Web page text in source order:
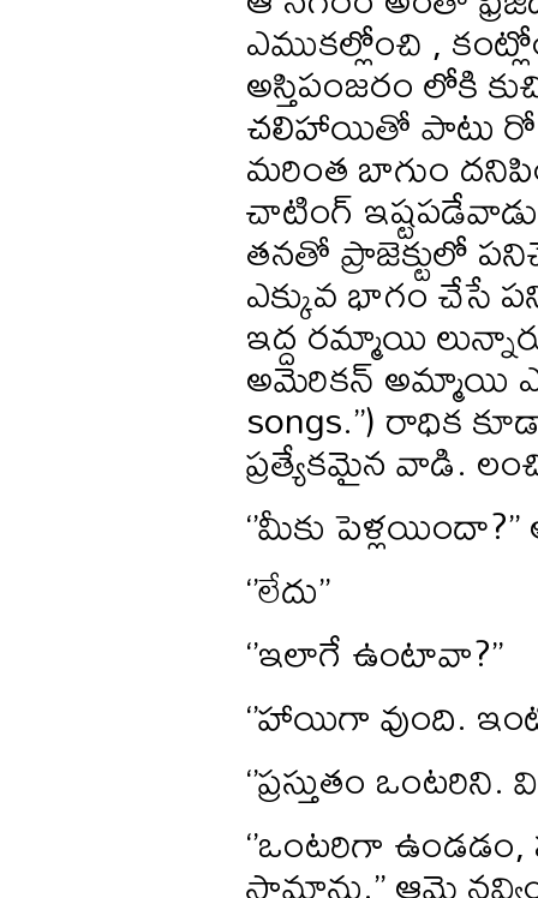
ఎముకల్లోంచి ,
అస్తిపంజరం లోకి
చలిహాయితో పాటు
మరింత బాగుం
చాటింగ్
తనతో ప్రాజెక్టులో
ఎక్కువ భాగం చేసే
ఇద్ద రమ్మాయి
అమెరికన్ అమ్మాయి
songs.’’) రాధిక
ప్రత్యేకమైన వాడి.
‘’మీకు
‘’లేదు’’
‘’ఇలాగే ఉంటావా?’’
‘’హాయిగా వుంది.
‘’ప్రస్తుతం
‘’ఒంటరిగా